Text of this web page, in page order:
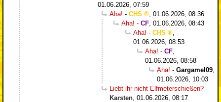
01.06.2026, 07:59
Aha! - CHS
01.06.2026, 08:36
Aha! - CF 01.06.2026, 08:43
Aha! - CHS
01.06.2026, 08:53
Aha! - CF
01.06.2026, 08:58
Aha! - Gargamel09
01.06.2026, 10:03
Liebt ihr nicht Elfmeterschießen? -
Karsten 01.06.2026, 08:17